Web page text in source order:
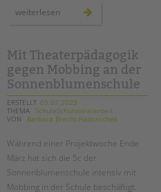
weiterlesen drohende
schließungen
der
kinder-
und
jugendhilfe
und
familienförderung
im
berliner
bezirk
Mit Theaterpädagogik
gegen Mobbing an der
Sonnenblumenschule
ERSTELLT 05.07.2023
THEMA SchuleSchulsozialarbeit
VON
Barbara Brecht-Hadraschek
Während einer Projektwoche Ende
März hat sich die 5c der
Sonnenblumenschule intensiv mit
Mobbing in der Schule beschäftigt.